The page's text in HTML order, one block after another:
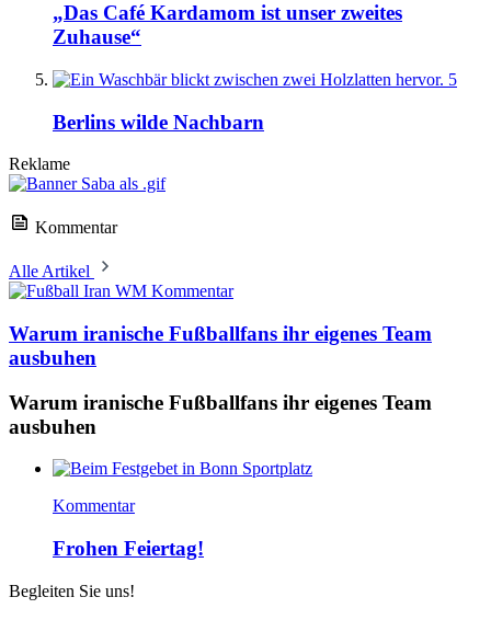
„Das Café Kardamom ist unser zweites
Zuhause“
5
Berlins wilde Nachbarn
Reklame
Kommentar
Alle Artikel
Kommentar
Warum iranische Fußballfans ihr eigenes Team
ausbuhen
Warum iranische Fußballfans ihr eigenes Team
ausbuhen
Kommentar
Frohen Feiertag!
Begleiten Sie uns!